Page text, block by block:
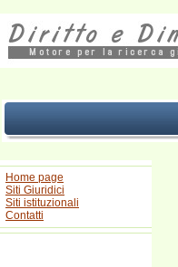
Home page
Siti Giuridici
Siti istituzionali
Contatti